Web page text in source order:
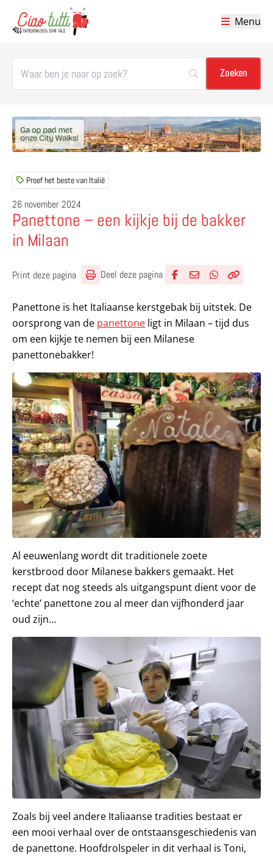
Menu
Proef het beste van Italië
26 november 2024
Panettone – een kijkje bij de bakker
in Milaan
Print deze pagina Deel deze pagina
Panettone is het Italiaanse kerstgebak bij uitstek. De
oorsprong van de panettone ligt in Milaan – tijd dus
om een kijkje te nemen bij een Milanese
panettonebakker!
Al eeuwenlang wordt dit traditionele zoete
kerstbrood door Milanese bakkers gemaakt. Het
recept dat nog steeds als uitgangspunt dient voor de
‘echte’ panettone zou al meer dan vijfhonderd jaar
oud zijn…
Zoals bij veel andere Italiaanse tradities bestaat er
een mooi verhaal over de ontstaansgeschiedenis van
de panettone. Hoofdrolspeler in dit verhaal is Toni,